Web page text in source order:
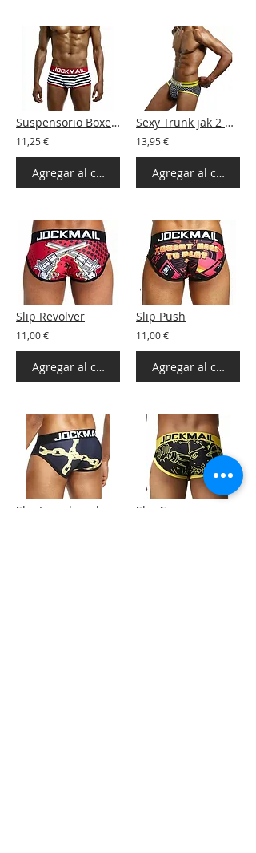
Suspensorio Boxer 6 colores
11,25 €
Agregar al carrito
Sexy Trunk jak 2 Colores
13,95 €
Agregar al carrito
Slip Revolver
11,00 €
Agregar al carrito
Slip Push
11,00 €
Agregar al carrito
Slip Encadenado Slip Guru